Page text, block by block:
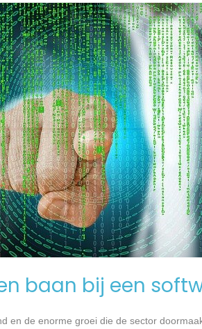
baan bij een
en de enorme groei die de sector